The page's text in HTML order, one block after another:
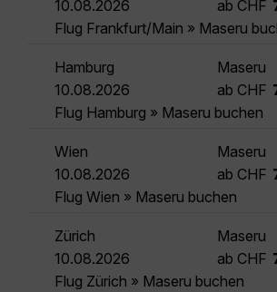
10.08.2026
ab CHF
Flug Frankfurt/Main » Maseru
Hamburg
Maseru
10.08.2026
ab CHF
Flug Hamburg » Maseru buchen
Wien
Maseru
10.08.2026
ab CHF
Flug Wien » Maseru buchen
Zürich
Maseru
10.08.2026
ab CHF
Flug Zürich » Maseru buchen